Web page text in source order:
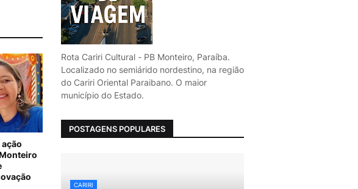
Rota Cariri Cultural - PB Monteiro, Paraíba.
Localizado no semiárido nordestino, na região
do Cariri Oriental Paraibano. O maior
município do Estado.
POSTAGENS POPULARES
CARIRI